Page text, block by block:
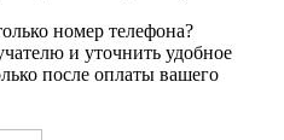
номер телефона?
и уточнить удобное
после оплаты вашего